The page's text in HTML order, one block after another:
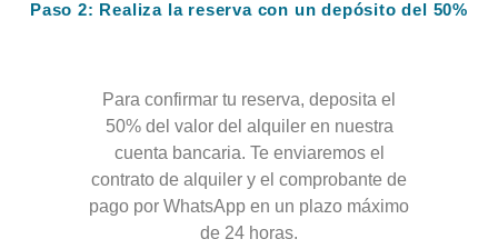
Paso 2: Realiza la reserva con un depósito del 50%
Para confirmar tu reserva, deposita el
50% del valor del alquiler en nuestra
cuenta bancaria. Te enviaremos el
contrato de alquiler y el comprobante de
pago por WhatsApp en un plazo máximo
de 24 horas.